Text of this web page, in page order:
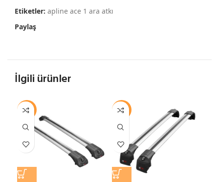
Etiketler: apline ace 1 ara atkı
Paylaş
İlgili ürünler
-13% -15%